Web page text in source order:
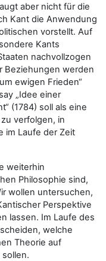
aber nicht für die
Kant die Anwendung
vorstellt. Auf
Kants
nachvollzogen
Beziehungen werden
ewigen Frieden“
„Idee einer
(1784) soll als eine
verfolgen, in
im Laufe der Zeit
weiterhin
Philosophie sind,
wollen untersuchen,
Perspektive
lassen. Im Laufe des
welche
Theorie auf